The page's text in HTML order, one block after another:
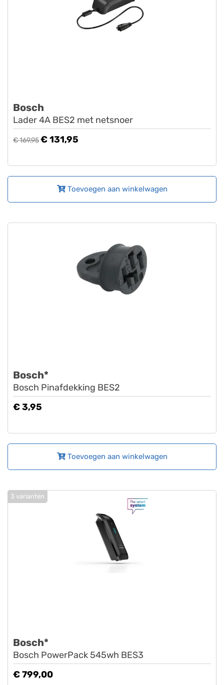
Bosch
Lader 4A BES2 met netsnoer
€ 169,95€ 131,95
Toevoegen aan winkelwagen
Bosch*
Bosch Pinafdekking BES2
€ 3,95
Toevoegen aan winkelwagen
Bosch*
Bosch PowerPack 545wh BES3
3 varianten
€ 799,00